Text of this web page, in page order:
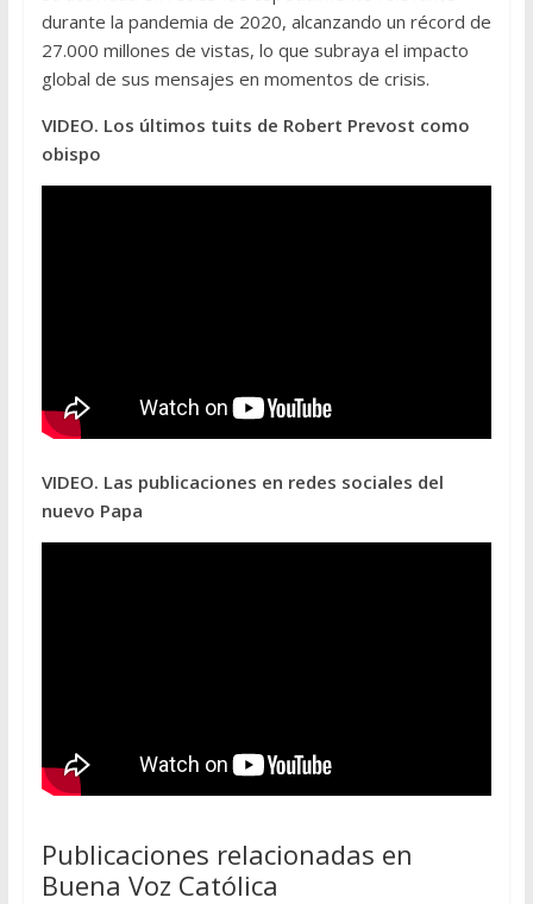
durante la pandemia de 2020, alcanzando un récord de
27.000 millones de vistas, lo que subraya el impacto
global de sus mensajes en momentos de crisis.
VIDEO. Los últimos tuits de Robert Prevost como
obispo
VIDEO. Las publicaciones en redes sociales del
nuevo Papa
Publicaciones relacionadas en
Buena Voz Católica